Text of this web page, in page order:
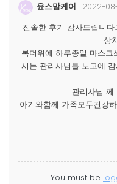
윤스맘케어 2022-
진솔한 후기 감사드립니
상
복더위에 하루종일 마스
시는 관리사님들 노고에
관리사님 께
아기와함께 가족모두건강
You must be